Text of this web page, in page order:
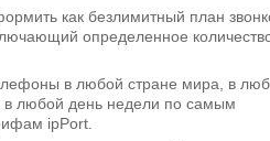
как безлимитный план
определенное
в любой стране мира, в
в любой день недели по самым
ipPort.